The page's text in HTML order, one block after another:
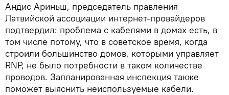
Андис Ариньш, председатель правления
Латвийской ассоциации интернет-провайдеров
подтвердил: проблема с кабелями в домах есть, в
том числе потому, что в советское время, когда
строили большинство домов, которыми управляет
RNP, не было потребности в таком количестве
проводов. Запланированная инспекция также
поможет выяснить неиспользуемые кабели.